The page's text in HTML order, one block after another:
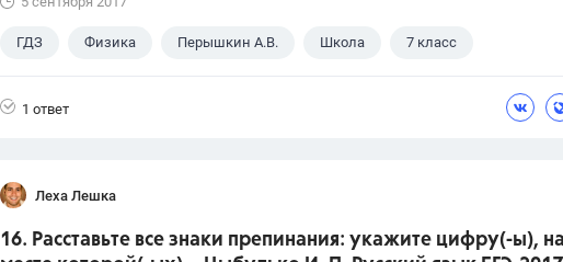
ГДЗ Физика Перышкин А.В. Школа 7 класс
1 ответ
Леха Лешка
16. Расставьте все знаки препинания: укажите цифру(-ы),